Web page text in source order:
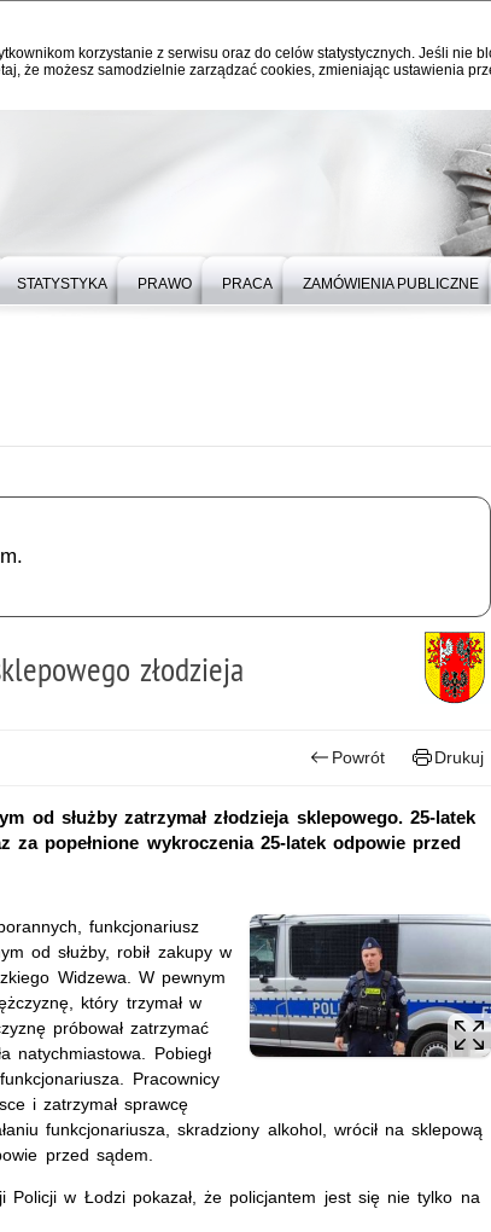
korzystanie z serwisu oraz do celów statystycznych. Jeśli nie
że możesz samodzielnie zarządzać cookies, zmieniając ustawienia
STATYSTYKA PRAWO PRACA ZAMÓWIENIA PUBLICZNE
złodzieja
Powrót Drukuj
od służby zatrzymał złodzieja sklepowego. 25-latek
za popełnione wykroczenia 25-latek odpowie przed
funkcjonariusz
od służby, robił zakupy w
Widzewa. W pewnym
który trzymał w
próbował zatrzymać
natychmiastowa. Pobiegł
Pracownicy
i zatrzymał sprawcę
funkcjonariusza, skradziony alkohol, wrócił na sklepową
przed sądem.
Policji w Łodzi pokazał, że policjantem jest się nie tylko na